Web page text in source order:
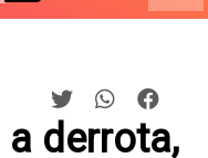
derrota,